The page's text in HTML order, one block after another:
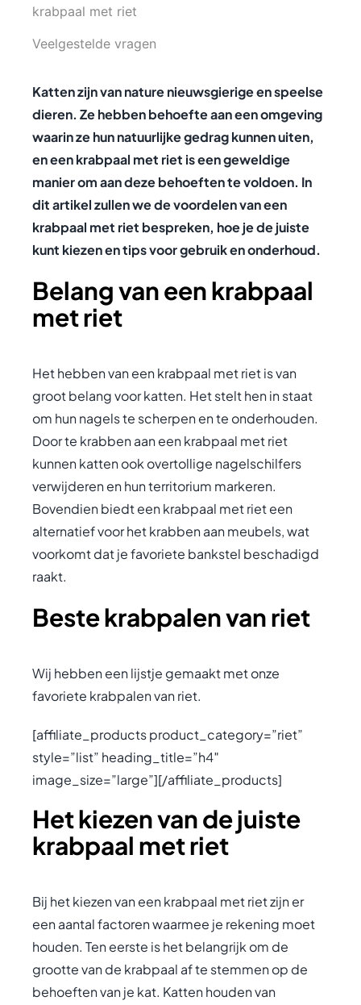
krabpaal met riet
Veelgestelde vragen
Katten zijn van nature nieuwsgierige en speelse
dieren. Ze hebben behoefte aan een omgeving
waarin ze hun natuurlijke gedrag kunnen uiten,
en een krabpaal met riet is een geweldige
manier om aan deze behoeften te voldoen. In
dit artikel zullen we de voordelen van een
krabpaal met riet bespreken, hoe je de juiste
kunt kiezen en tips voor gebruik en onderhoud.
Belang van een krabpaal
met riet
Het hebben van een krabpaal met riet is van
groot belang voor katten. Het stelt hen in staat
om hun nagels te scherpen en te onderhouden.
Door te krabben aan een krabpaal met riet
kunnen katten ook overtollige nagelschilfers
verwijderen en hun territorium markeren.
Bovendien biedt een krabpaal met riet een
alternatief voor het krabben aan meubels, wat
voorkomt dat je favoriete bankstel beschadigd
raakt.
Beste krabpalen van riet
Wij hebben een lijstje gemaakt met onze
favoriete krabpalen van riet.
[affiliate_products product_category=”riet”
style=”list” heading_title=”h4″
image_size=”large”][/affiliate_products]
Het kiezen van de juiste
krabpaal met riet
Bij het kiezen van een krabpaal met riet zijn er
een aantal factoren waarmee je rekening moet
houden. Ten eerste is het belangrijk om de
grootte van de krabpaal af te stemmen op de
behoeften van je kat. Katten houden van